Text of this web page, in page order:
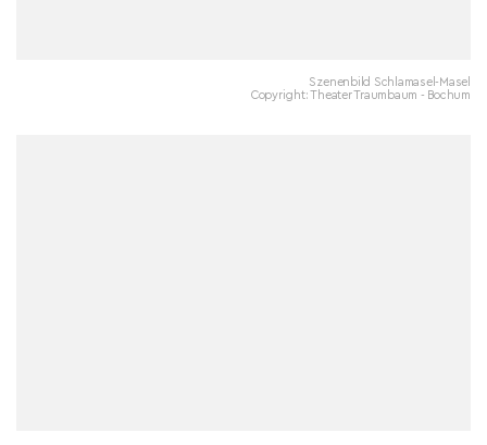
Szenenbild Schlamasel-Masel
Copyright: Theater Traumbaum - Bochum